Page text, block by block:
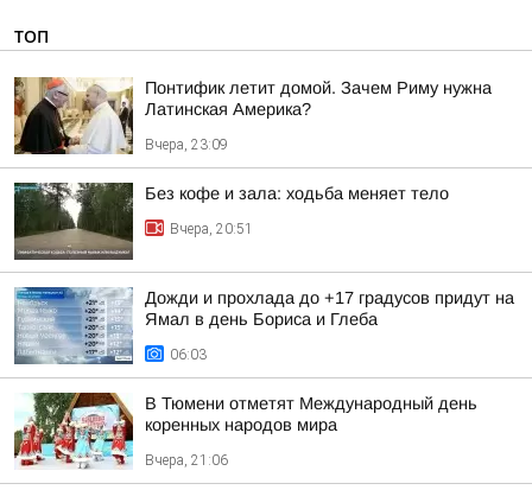
ТОП
Понтифик летит домой. Зачем Риму нужна
Латинская Америка?
Вчера, 23:09
Без кофе и зала: ходьба меняет тело
Вчера, 20:51
Дожди и прохлада до +17 градусов придут на
Ямал в день Бориса и Глеба
06:03
В Тюмени отметят Международный день
коренных народов мира
Вчера, 21:06